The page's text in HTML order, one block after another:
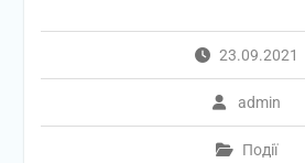
23.09.2021
admin
Події